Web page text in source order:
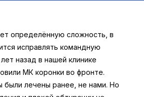
определённую сложность, в
исправлять командную
назад в нашей клинике
МК коронки во фронте.
были лечены ранее, не нами. Но